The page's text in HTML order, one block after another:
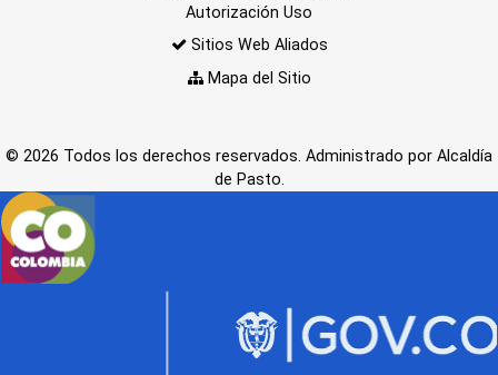
Autorización Uso
Sitios Web Aliados
Mapa del Sitio
© 2026 Todos los derechos reservados. Administrado por Alcaldía
de Pasto.